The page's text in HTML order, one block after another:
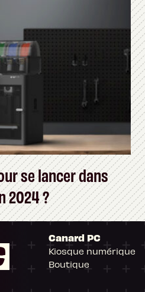
se lancer dans
2024 ?
Canard PC
Kiosque numérique
Boutique